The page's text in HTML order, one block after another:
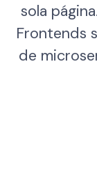
sola
Frontends
de